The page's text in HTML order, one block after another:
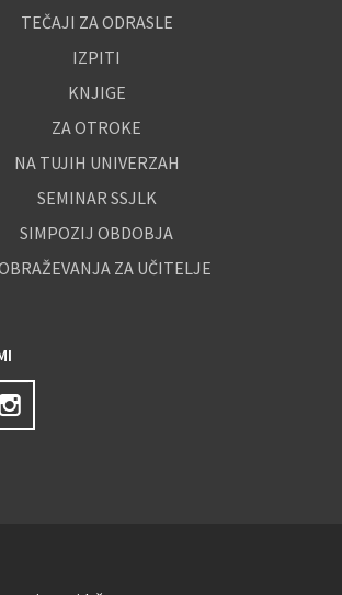
TEČAJI ZA ODRASLE
IZPITI
KNJIGE
ZA OTROKE
NA TUJIH UNIVERZAH
SEMINAR SSJLK
SIMPOZIJ OBDOBJA
ZA UČITELJE